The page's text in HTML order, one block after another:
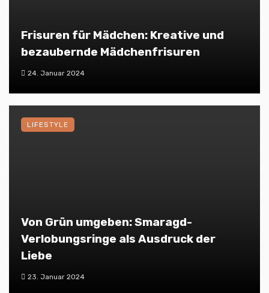
Frisuren für Mädchen: Kreative und
bezaubernde Mädchenfrisuren
24. Januar 2024
Von Grün umgeben: Smaragd-
Verlobungsringe als Ausdruck der
Liebe
23. Januar 2024
LIFESTYLE